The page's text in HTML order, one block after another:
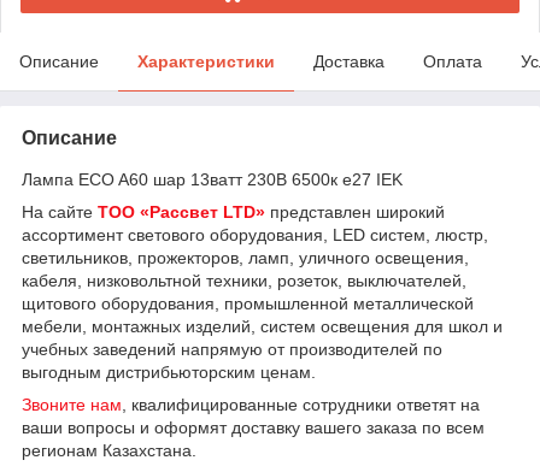
Описание Характеристики Доставка Оплата
Описание
Лампа ECO A60 шар 13ватт 230В 6500к е27 IEK
На сайте ТОО «Рассвет LTD» представлен широкий
ассортимент светового оборудования, LED систем, люстр,
светильников, прожекторов, ламп, уличного освещения,
кабеля, низковольтной техники, розеток, выключателей,
щитового оборудования, промышленной металлической
мебели, монтажных изделий, систем освещения для школ и
учебных заведений напрямую от производителей по
выгодным дистрибьюторским ценам.
Звоните нам , квалифицированные сотрудники ответят на
ваши вопросы и оформят доставку вашего заказа по всем
регионам Казахстана.